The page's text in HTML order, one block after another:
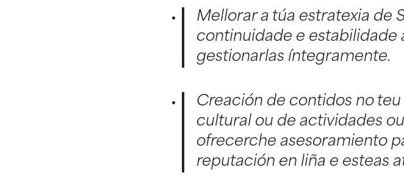
Mellorar a túa estratexia de
continuidade e estabilidade
gestionarlas íntegramente.
Creación de contidos no
cultural ou de actividades
ofrecerche asesoramiento
reputación en liña e esteas